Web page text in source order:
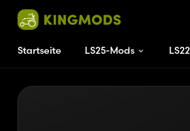
Startseite LS25-Mods